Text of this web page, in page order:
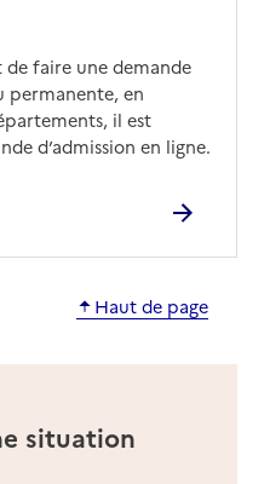
faire une demande
permanente, en
il est
d’admission en ligne.
Haut de page
situation